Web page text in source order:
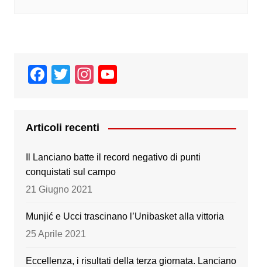
F
e
b
o
o
T
er
In
gr
a
m
T
Articoli recenti
Il Lanciano batte il record negativo di punti
conquistati sul campo
21 Giugno 2021
Munjić e Ucci trascinano l’Unibasket alla vittoria
25 Aprile 2021
Eccellenza, i risultati della terza giornata. Lanciano